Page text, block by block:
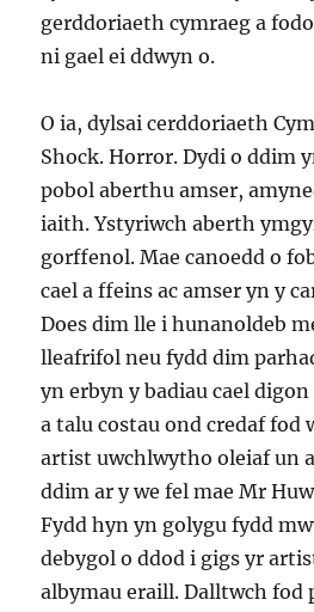
gerddoriaeth cymraeg a
ni gael ei ddwyn o.
O ia, dylsai cerddoriaeth
Shock. Horror. Dydi o ddim
pobol aberthu amser,
iaith. Ystyriwch aberth
gorffenol. Mae canoedd o
cael a ffeins ac amser yn y
Does dim lle i hunanoldeb
lleafrifol neu fydd dim
yn erbyn y badiau cael
a talu costau ond credaf fod
artist uwchlwytho oleiaf un
ddim ar y we fel mae Mr
Fydd hyn yn golygu fydd
debygol o ddod i gigs yr
albymau eraill. Dalltwch fod